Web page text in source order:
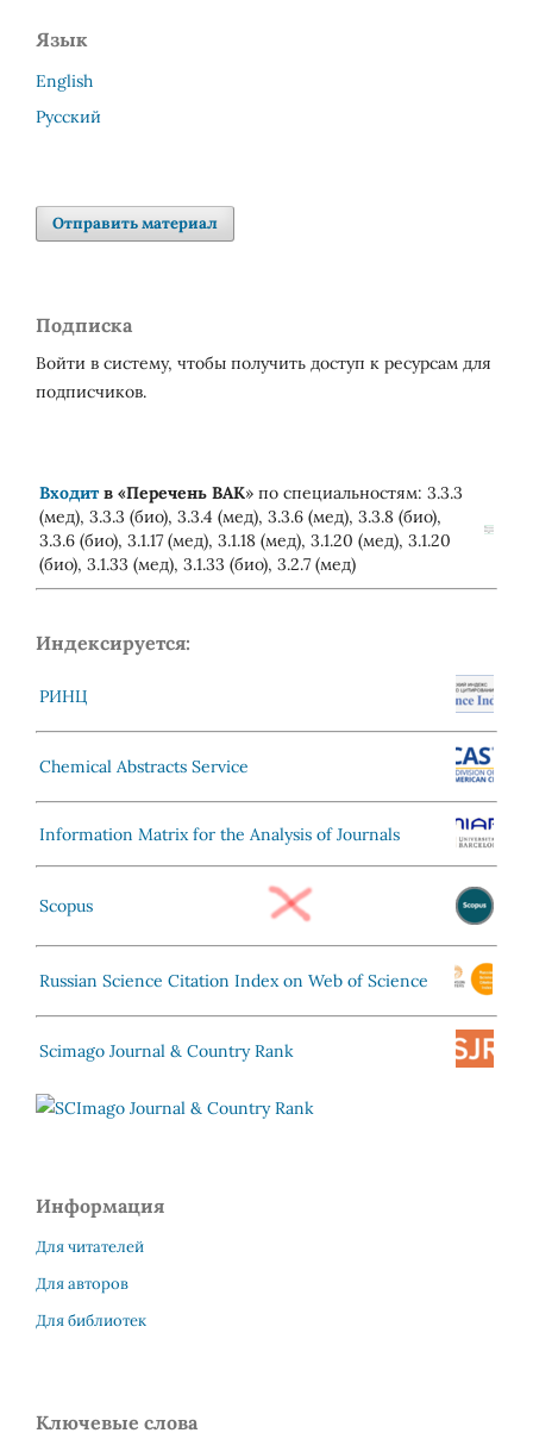
Язык
English
Русский
Отправить материал
Подписка
Войти в систему, чтобы получить доступ к ресурсам для
подписчиков.
Входит в «Перечень ВАК» по специальностям: 3.3.3
(мед), 3.3.3 (био), 3.3.4 (мед), 3.3.6 (мед), 3.3.8 (био),
3.3.6 (био), 3.1.17 (мед), 3.1.18 (мед), 3.1.20 (мед), 3.1.20
(био), 3.1.33 (мед), 3.1.33 (био), 3.2.7 (мед)
Индексируется:
РИНЦ
Chemical Abstracts Service
Information Matrix for the Analysis of Journals
Scopus
Russian Science Citation Index on Web of Science
Scimago Journal & Country Rank
Информация
Для читателей
Для авторов
Для библиотек
Ключевые слова